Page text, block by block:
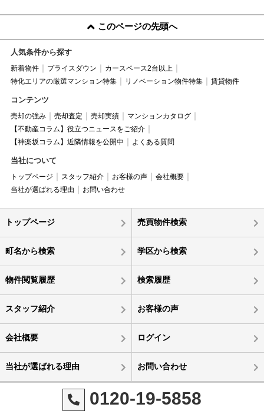
このページの先頭へ
人気条件から探す
新着物件 プライスダウン
カースペース2台以上
特化エリアの厳選マンション特集
リノベーション物件特集 賃貸物件
コンテンツ
売却の強み 売却査定 売却実績
マンションカタログ
【不動産コラム】役立つニュースをご紹介
【神楽坂コラム】近隣情報を公開中
よくある質問
当社について
トップページ スタッフ紹介 お客様の声
会社概要
当社が選ばれる理由
お問い合わせ
トップページ 売買物件検索
町名から検索 学区から検索
物件閲覧履歴 検索履歴
スタッフ紹介 お客様の声
会社概要 ログイン
当社が選ばれる理由 お問い合わせ
0120-19-5858